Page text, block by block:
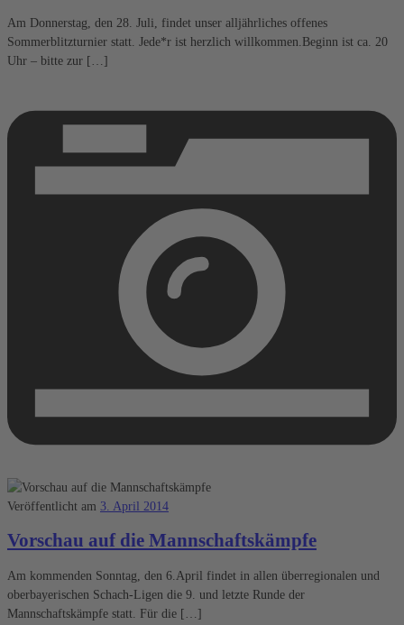
Am Donnerstag, den 28. Juli, findet unser alljährliches offenes
Sommerblitzturnier statt. Jede*r ist herzlich willkommen.Beginn ist ca. 20
Uhr – bitte zur […]
Veröffentlicht am 3. April 2014
Vorschau auf die Mannschaftskämpfe
Am kommenden Sonntag, den 6.April findet in allen überregionalen und
oberbayerischen Schach-Ligen die 9. und letzte Runde der
Mannschaftskämpfe statt. Für die […]